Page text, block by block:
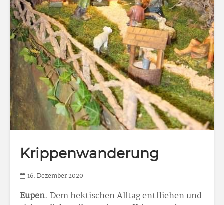
Krippenwanderung
16. Dezember 2020
Eupen. Dem hektischen Alltag entfliehen und